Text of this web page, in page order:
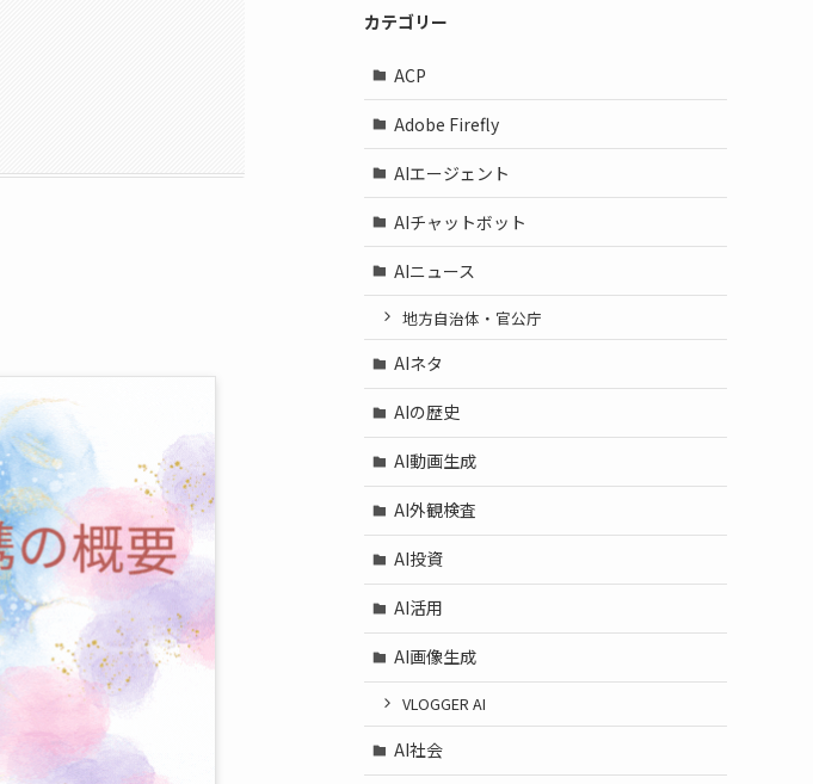
カテゴリー
ACP
Adobe Firefly
AIエージェント
AIチャットボット
AIニュース
地方自治体・官公庁
AIネタ
AIの歴史
AI動画生成
AI外観検査
AI投資
AI活用
AI画像生成
VLOGGER AI
AI社会